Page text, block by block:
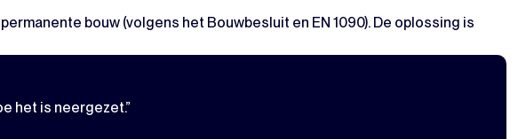
bouw (volgens het Bouwbesluit en EN 1090). De oplossing is
het is neergezet.”